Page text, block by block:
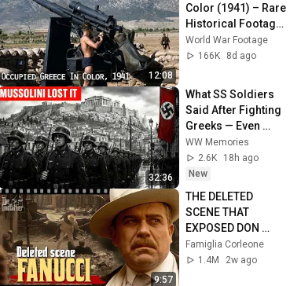
12:08
Color (1941) – Rare
Historical Footage
from Athens After
the German
World War Footage
166K
8d ago
32:36
What SS Soldiers
Said After Fighting
Greeks — Even
Mussolini Couldn't
Believe It
WW Memories
2.6K
18h ago
New
9:57
THE DELETED
SCENE THAT
EXPOSED DON
FANUCCI'S BIGGEST
LIE — The Godfather
Famiglia Corleone
1.4M
2w ago